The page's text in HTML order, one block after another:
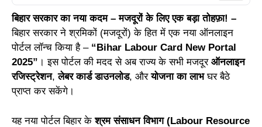
बिहार सरकार का नया कदम – मजदूरों के लिए एक बड़ा तोहफ़ा! –
बिहार सरकार ने श्रमिकों (मजदूरों) के हित में एक नया ऑनलाइन
पोर्टल लॉन्च किया है – “Bihar Labour Card New Portal
2025” । इस पोर्टल की मदद से अब राज्य के सभी मजदूर ऑनलाइन
रजिस्ट्रेशन,लेबर कार्ड डाउनलोड, औरयोजना का लाभघर बैठे
प्राप्त कर सकेंगे।
यह नया पोर्टल बिहार केश्रम संसाधन विभाग (Labour Resource